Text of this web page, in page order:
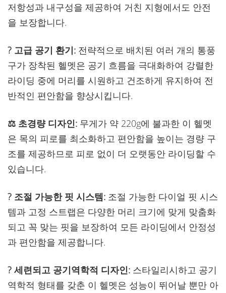
저항성과 내구성을 제공하여 거친 지형에서도 안전
을 보장합니다.
? 고급 공기 환기: 전략적으로 배치된 여러 개의 통풍
구가 장착된 헬멧은 공기 흐름을 극대화하여 강렬한
라이딩 중에 머리를 시원하고 건조하게 유지하여 전
반적인 편안함을 향상시킵니다.
⚖️ 초경량 디자인: 무게가 약 220g에 불과한 이 헬멧
은 목의 피로를 최소화하고 편안함을 높이는 경량 구
조를 제공하므로 피로 없이 더 오랫동안 라이딩할 수
있습니다.
? 조절 가능한 핏 시스템: 조절 가능한 다이얼 핏 시스
템과 고정 스트랩은 다양한 머리 크기에 맞게 맞춤화
되고 꼭 맞는 핏을 보장하여 모든 라이딩에서 안정성
과 편안함을 제공합니다.
? 세련되고 공기역학적 디자인: 스타일리시하고 공기
역학적 형태를 갖춘 이 헬멧은 성능이 뛰어날 뿐만 아